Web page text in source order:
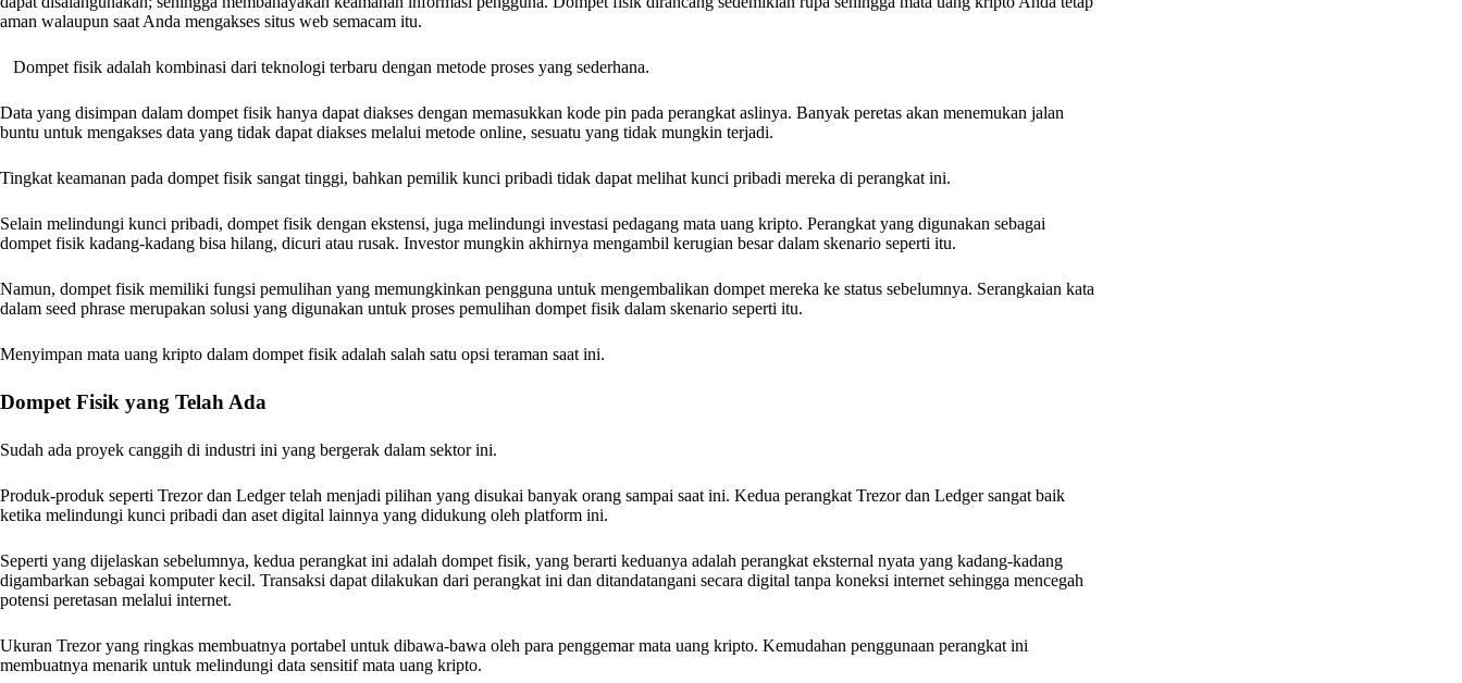
aman walaupun saat Anda mengakses situs web semacam itu.
Dompet fisik adalah kombinasi dari teknologi terbaru dengan metode proses yang sederhana.
Data yang disimpan dalam dompet fisik hanya dapat diakses dengan memasukkan kode pin pada perangkat aslinya. Banyak peretas akan menemukan jalan
buntu untuk mengakses data yang tidak dapat diakses melalui metode online, sesuatu yang tidak mungkin terjadi.
Tingkat keamanan pada dompet fisik sangat tinggi, bahkan pemilik kunci pribadi tidak dapat melihat kunci pribadi mereka di perangkat ini.
Selain melindungi kunci pribadi, dompet fisik dengan ekstensi, juga melindungi investasi pedagang mata uang kripto. Perangkat yang digunakan sebagai
dompet fisik kadang-kadang bisa hilang, dicuri atau rusak. Investor mungkin akhirnya mengambil kerugian besar dalam skenario seperti itu.
Namun, dompet fisik memiliki fungsi pemulihan yang memungkinkan pengguna untuk mengembalikan dompet mereka ke status sebelumnya. Serangkaian kata
dalam seed phrase merupakan solusi yang digunakan untuk proses pemulihan dompet fisik dalam skenario seperti itu.
Menyimpan mata uang kripto dalam dompet fisik adalah salah satu opsi teraman saat ini.
Dompet Fisik yang Telah Ada
Sudah ada proyek canggih di industri ini yang bergerak dalam sektor ini.
Produk-produk seperti Trezor dan Ledger telah menjadi pilihan yang disukai banyak orang sampai saat ini. Kedua perangkat Trezor dan Ledger sangat baik
ketika melindungi kunci pribadi dan aset digital lainnya yang didukung oleh platform ini.
Seperti yang dijelaskan sebelumnya, kedua perangkat ini adalah dompet fisik, yang berarti keduanya adalah perangkat eksternal nyata yang kadang-kadang
digambarkan sebagai komputer kecil. Transaksi dapat dilakukan dari perangkat ini dan ditandatangani secara digital tanpa koneksi internet sehingga mencegah
potensi peretasan melalui internet.
Ukuran Trezor yang ringkas membuatnya portabel untuk dibawa-bawa oleh para penggemar mata uang kripto. Kemudahan penggunaan perangkat ini
membuatnya menarik untuk melindungi data sensitif mata uang kripto.